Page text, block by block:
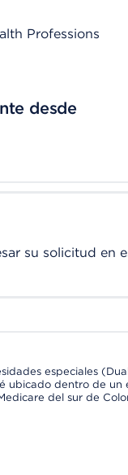
Professions
desde
su solicitud en
especiales
ubicado dentro de un
del sur de